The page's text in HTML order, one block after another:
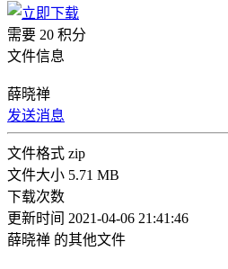
需要 20 积分
文件信息
薛晓禅
发送消息
文件格式 zip
文件大小 5.71 MB
下载次数
更新时间 2021-04-06 21:41:46
薛晓禅 的其他文件